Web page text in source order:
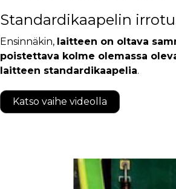
Standardikaapelin
Ensinnäkin, laitteen on oltava
poistettava kolme olemassa
laitteen standardikaapelia.
Katso vaihe videolla